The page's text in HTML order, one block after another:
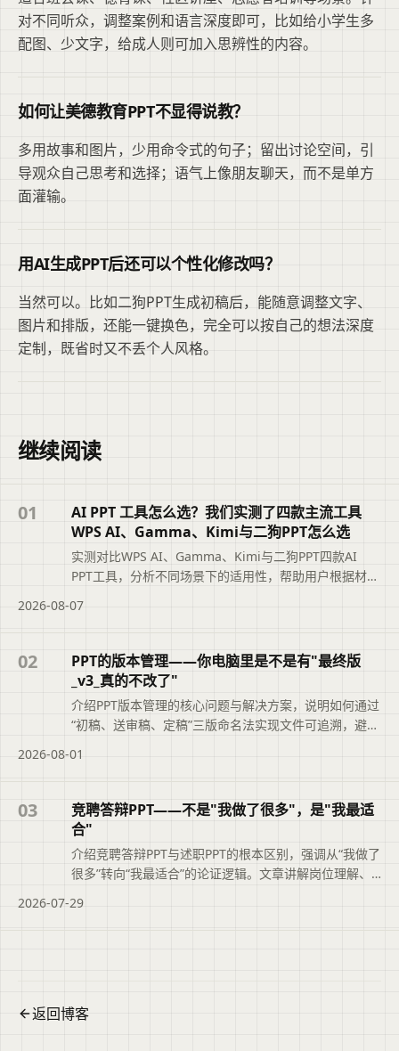
对不同听众，调整案例和语言深度即可，比如给小学生多
配图、少文字，给成人则可加入思辨性的内容。
如何让美德教育PPT不显得说教？
多用故事和图片，少用命令式的句子；留出讨论空间，引
导观众自己思考和选择；语气上像朋友聊天，而不是单方
面灌输。
用AI生成PPT后还可以个性化修改吗？
当然可以。比如二狗PPT生成初稿后，能随意调整文字、
图片和排版，还能一键换色，完全可以按自己的想法深度
定制，既省时又不丢个人风格。
继续阅读
01
AI PPT 工具怎么选？我们实测了四款主流工具
WPS AI、Gamma、Kimi与二狗PPT怎么选
实测对比WPS AI、Gamma、Kimi与二狗PPT四款AI
PPT工具，分析不同场景下的适用性，帮助用户根据材料
目追求综合排名。摘要依据标题与正文整理，概括页面
断文章是否符合当前需求，再查看完整原文。
2026-08-07
02
PPT的版本管理——你电脑里是不是有"最终版
_v3_真的不改了"
介绍PPT版本管理的核心问题与解决方案，说明如何通过
“初稿、送审稿、定稿”三版命名法实现文件可追溯，避免
大纲版本记录功能，帮助职场人快速定位正确文件，提
面主题、主要内容与适用场景，再进入原文查看完整信
息。
2026-08-01
03
竞聘答辩PPT——不是"我做了很多"，是"我最适
合"
介绍竞聘答辩PPT与述职PPT的根本区别，强调从“我做了
很多”转向“我最适合”的论证逻辑。文章讲解岗位理解、
说明二狗PPT如何辅助结构化大纲与时间把控，帮助竞聘
2026-07-29
返回博客